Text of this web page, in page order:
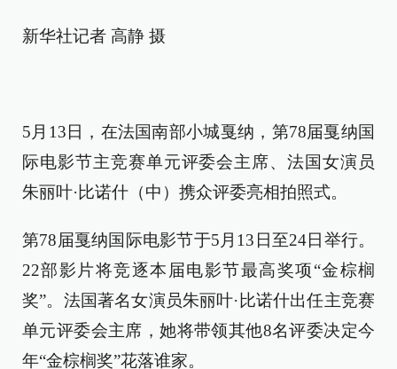
新华社记者 高静 摄
5月13日，在法国南部小城戛纳，第78届戛纳国
际电影节主竞赛单元评委会主席、法国女演员
朱丽叶·比诺什（中）携众评委亮相拍照式。
第78届戛纳国际电影节于5月13日至24日举行。
22部影片将竞逐本届电影节最高奖项“金棕榈
奖”。法国著名女演员朱丽叶·比诺什出任主竞赛
单元评委会主席，她将带领其他8名评委决定今
年“金棕榈奖”花落谁家。